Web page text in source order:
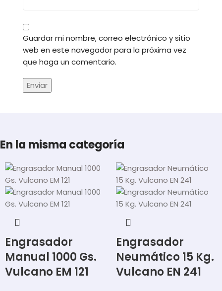
Guardar mi nombre, correo electrónico y sitio
web en este navegador para la próxima vez
que haga un comentario.
En la misma categoría
Engrasador
Manual 1000 Gs.
Vulcano EM 121
Engrasador
Neumático 15 Kg.
Vulcano EN 241